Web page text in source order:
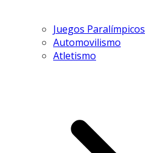
Juegos Paralímpicos
Automovilismo
Atletismo